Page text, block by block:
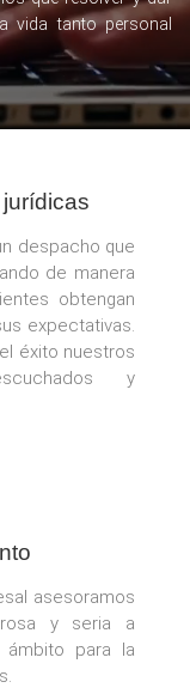
vida tanto personal
despacho que
de manera
obtengan
expectativas.
éxito nuestros
y
asesoramos
y seria a
para la